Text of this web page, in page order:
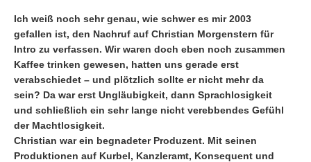
Ich weiß noch sehr genau, wie schwer es mir 2003
gefallen ist, den Nachruf auf Christian Morgenstern für
Intro zu verfassen. Wir waren doch eben noch zusammen
Kaffee trinken gewesen, hatten uns gerade erst
verabschiedet – und plötzlich sollte er nicht mehr da
sein? Da war erst Ungläubigkeit, dann Sprachlosigkeit
und schließlich ein sehr lange nicht verebbendes Gefühl
der Machtlosigkeit.
Christian war ein begnadeter Produzent. Mit seinen
Produktionen auf Kurbel, Kanzleramt, Konsequent und